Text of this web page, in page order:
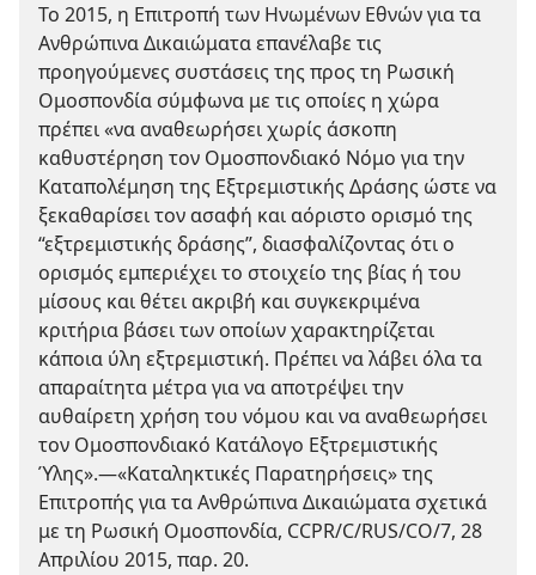
Το 2015, η Επιτροπή των Ηνωμένων Εθνών για τα
Ανθρώπινα Δικαιώματα επανέλαβε τις
προηγούμενες συστάσεις της προς τη Ρωσική
Ομοσπονδία σύμφωνα με τις οποίες η χώρα
πρέπει «να αναθεωρήσει χωρίς άσκοπη
καθυστέρηση τον Ομοσπονδιακό Νόμο για την
Καταπολέμηση της Εξτρεμιστικής Δράσης ώστε να
ξεκαθαρίσει τον ασαφή και αόριστο ορισμό της
“εξτρεμιστικής δράσης”, διασφαλίζοντας ότι ο
ορισμός εμπεριέχει το στοιχείο της βίας ή του
μίσους και θέτει ακριβή και συγκεκριμένα
κριτήρια βάσει των οποίων χαρακτηρίζεται
κάποια ύλη εξτρεμιστική. Πρέπει να λάβει όλα τα
απαραίτητα μέτρα για να αποτρέψει την
αυθαίρετη χρήση του νόμου και να αναθεωρήσει
τον Ομοσπονδιακό Κατάλογο Εξτρεμιστικής
Ύλης».—«Καταληκτικές Παρατηρήσεις» της
Επιτροπής για τα Ανθρώπινα Δικαιώματα σχετικά
με τη Ρωσική Ομοσπονδία, CCPR/C/RUS/CO/7, 28
Απριλίου 2015, παρ. 20.